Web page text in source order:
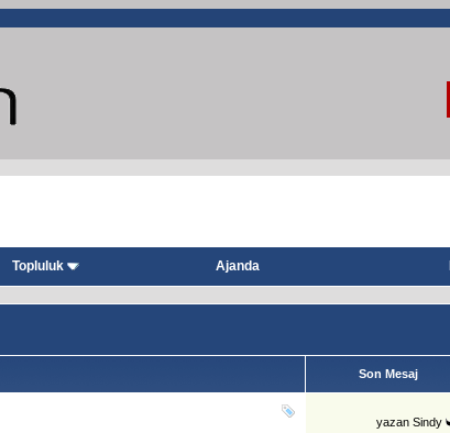
Topluluk Ajanda
Son Mesaj
yazan Sindy